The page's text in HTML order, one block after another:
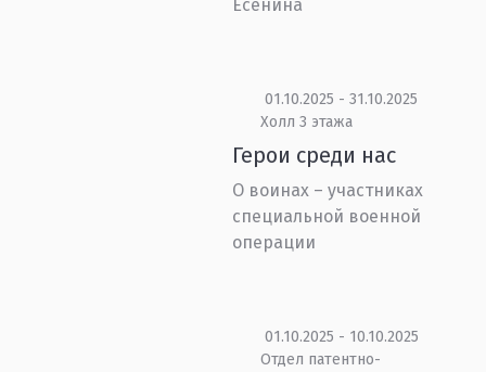
Есенина
01.10.2025 - 31.10.2025
Холл 3 этажа
Герои среди нас
О воинах – участниках
специальной военной
операции
01.10.2025 - 10.10.2025
Отдел патентно-